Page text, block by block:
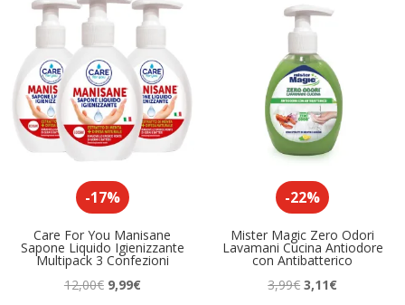
-17%
Care For You Manisane
Sapone Liquido Igienizzante
Multipack 3 Confezioni
12,00€ Il
9,99€Il
-22%
Mister Magic Zero Odori
Lavamani Cucina Antiodore
con Antibatterico
3,99€ Il
3,11€Il